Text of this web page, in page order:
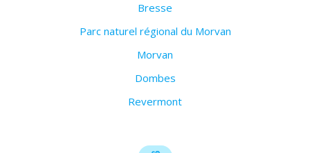
Bresse
Parc naturel régional du Morvan
Morvan
Dombes
Revermont